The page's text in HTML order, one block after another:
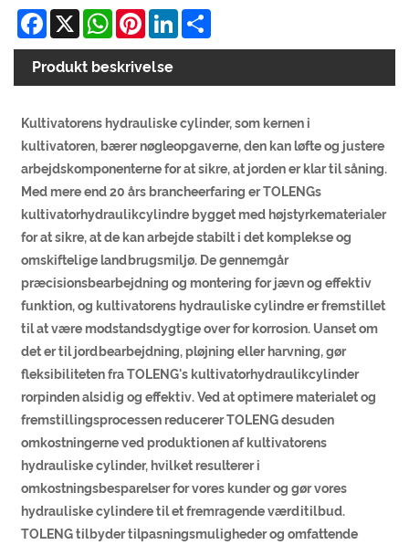
Facebook
X WhatsApp
Pinterest
LinkedIn
Produkt beskrivelse
Kultivatorens hydrauliske cylinder, som kernen i
kultivatoren, bærer nøgleopgaverne, den kan løfte og justere
arbejdskomponenterne for at sikre, at jorden er klar til såning.
Med mere end 20 års brancheerfaring er TOLENGs
kultivatorhydraulikcylindre bygget med højstyrkematerialer
for at sikre, at de kan arbejde stabilt i det komplekse og
omskiftelige landbrugsmiljø. De gennemgår
præcisionsbearbejdning og montering for jævn og effektiv
funktion, og kultivatorens hydrauliske cylindre er fremstillet
til at være modstandsdygtige over for korrosion. Uanset om
det er til jordbearbejdning, pløjning eller harvning, gør
fleksibiliteten fra TOLENG's kultivatorhydraulikcylinder
rorpinden alsidig og effektiv. Ved at optimere materialet og
fremstillingsprocessen reducerer TOLENG desuden
omkostningerne ved produktionen af ​​kultivatorens
hydrauliske cylinder, hvilket resulterer i
omkostningsbesparelser for vores kunder og gør vores
hydrauliske cylindere til et fremragende værditilbud.
TOLENG tilbyder tilpasningsmuligheder og omfattende